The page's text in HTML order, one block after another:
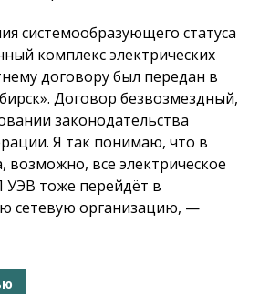
системообразующего статуса
комплекс электрических
договору был передан в
Договор безвозмездный,
законодательства
Я так понимаю, что в
возможно, все электрическое
тоже перейдёт в
сетевую организацию, —